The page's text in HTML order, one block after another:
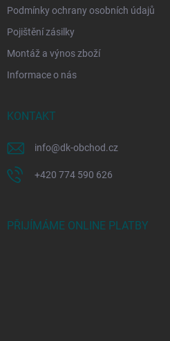
Podmínky ochrany osobních údajů
Pojištění zásilky
Montáž a výnos zboží
Informace o nás
KONTAKT
info@dk-obchod.cz
+420 774 590 626
PŘIJÍMÁME ONLINE PLATBY